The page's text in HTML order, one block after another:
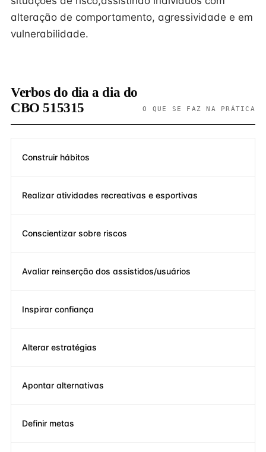
alteração de comportamento, agressividade e em
vulnerabilidade.
Verbos do dia a dia do
CBO 515315
O QUE SE FAZ NA PRÁTICA
Construir hábitos
Realizar atividades recreativas e esportivas
Conscientizar sobre riscos
Avaliar reinserção dos assistidos/usuários
Inspirar confiança
Alterar estratégias
Apontar alternativas
Definir metas